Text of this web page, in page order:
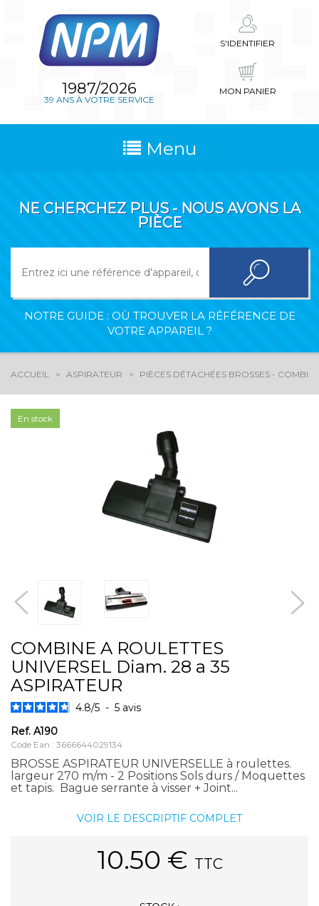
1987/2026
39 ANS À VOTRE SERVICE
S'IDENTIFIER
MON PANIER
Menu
NE CHERCHEZ PLUS - NOUS AVONS LA
PIÈCE
NOTRE GUIDE : OÙ TROUVER LA RÉFÉRENCE DE
VOTRE APPAREIL ?
ACCUEIL ASPIRATEUR PIÈCES DÉTACHÉES BROSSES -
En stock
COMBINE A ROULETTES
UNIVERSEL Diam. 28 a 35
ASPIRATEUR
4.8/5 - 5 avis
Ref. A190
Code Ean : 3666644029134
BROSSE ASPIRATEUR UNIVERSELLE à roulettes.
largeur 270 m/m - 2 Positions Sols durs / Moquettes
et tapis. Bague serrante à visser + Joint...
VOIR LE DESCRIPTIF COMPLET
10.50 € TTC